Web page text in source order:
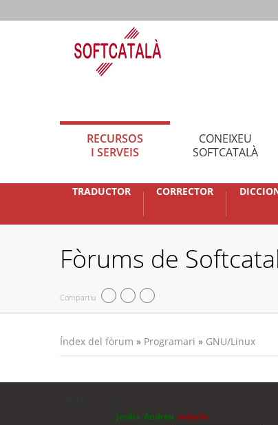
RECURSOS
I SERVEIS
CONEIXEU
SOFTCATALÀ
TRADUCTOR CORRECTOR
Fòrums de
Compartiu
Índex del fòrum » Programari » GNU/Linux
jordis Andreu cubells